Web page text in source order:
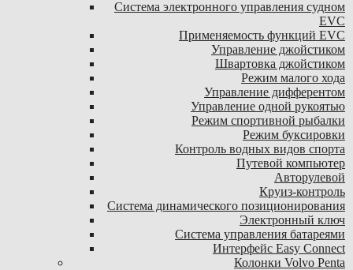
Система электронного управления судном
EVC
Применяемость функций EVC
Управление джойстиком
Швартовка джойстиком
Режим малого хода
Управление дифферентом
Управление одной рукоятью
Режим спортивной рыбалки
Режим буксировки
Контроль водных видов спорта
Путевой компьютер
Авторулевой
Круиз-контроль
Система динамического позиционирования
Электронный ключ
Система управления батареями
Интерфейс Easy Connect
Колонки Volvo Penta